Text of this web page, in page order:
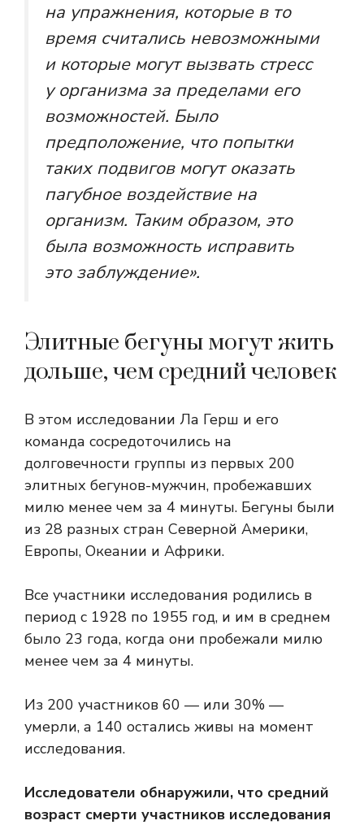
на упражнения, которые в то
время считались невозможными
и которые могут вызвать стресс
у организма за пределами его
возможностей. Было
предположение, что попытки
таких подвигов могут оказать
пагубное воздействие на
организм. Таким образом, это
была возможность исправить
это заблуждение».
Элитные бегуны могут жить
дольше, чем средний человек
В этом исследовании Ла Герш и его
команда сосредоточились на
долговечности группы из первых 200
элитных бегунов-мужчин, пробежавших
милю менее чем за 4 минуты. Бегуны были
из 28 разных стран Северной Америки,
Европы, Океании и Африки.
Все участники исследования родились в
период с 1928 по 1955 год, и им в среднем
было 23 года, когда они пробежали милю
менее чем за 4 минуты.
Из 200 участников 60 — или 30% —
умерли, а 140 остались живы на момент
исследования.
Исследователи обнаружили, что средний
возраст смерти участников исследования